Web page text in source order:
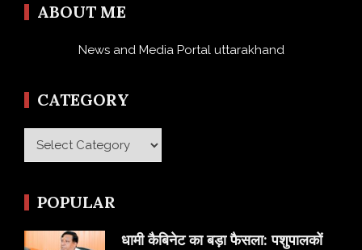
ABOUT ME
News and Media Portal uttarakhand
CATEGORY
Category
POPULAR
​धामी कैबिनेट का बड़ा फैसला: पशुपालकों